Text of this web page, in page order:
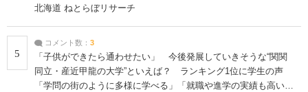
北海道 ねとらぼリサーチ
5
コメント数： 3
「子供ができたら通わせたい」 今後発展していきそうな“関関
同立・産近甲龍の大学”といえば？ ランキング1位に学生の声
「学問の街のように多様に学べる」「就職や進学の実績も高い」